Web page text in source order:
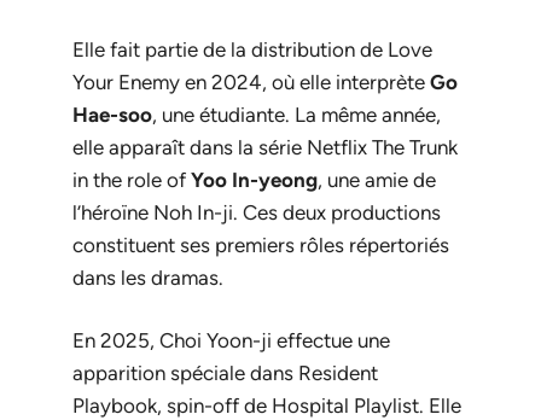
Elle fait partie de la distribution de Love
Your Enemy en 2024, où elle interprète Go
Hae-soo, une étudiante. La même année,
elle apparaît dans la série Netflix The Trunk
in the role of Yoo In-yeong, une amie de
l’héroïne Noh In-ji. Ces deux productions
constituent ses premiers rôles répertoriés
dans les dramas.
En 2025, Choi Yoon-ji effectue une
apparition spéciale dans Resident
Playbook, spin-off de Hospital Playlist. Elle